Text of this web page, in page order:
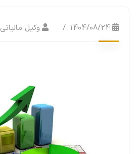
1404/08/24 وکیل مالیاتی